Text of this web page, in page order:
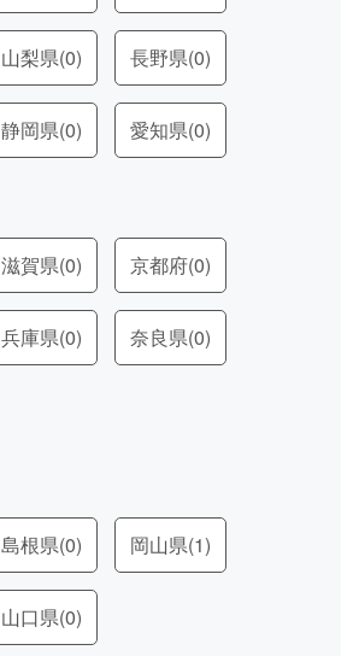
山梨県(0) 長野県(0)
静岡県(0) 愛知県(0)
滋賀県(0) 京都府(0)
兵庫県(0) 奈良県(0)
島根県(0) 岡山県(1)
山口県(0)